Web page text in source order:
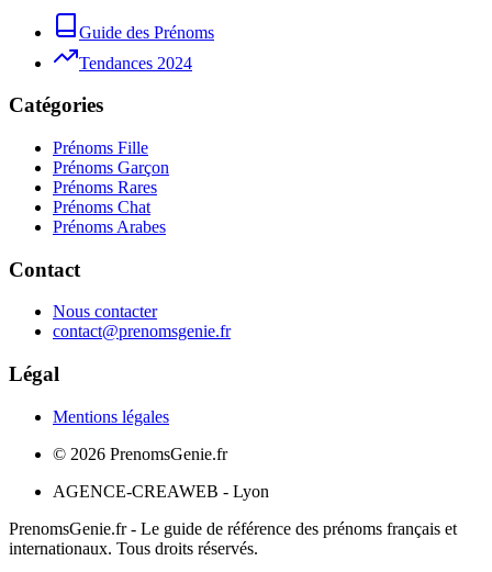
Guide des Prénoms
Tendances 2024
Catégories
Prénoms Fille
Prénoms Garçon
Prénoms Rares
Prénoms Chat
Prénoms Arabes
Contact
Nous contacter
contact@prenomsgenie.fr
Légal
Mentions légales
© 2026 PrenomsGenie.fr
AGENCE-CREAWEB - Lyon
PrenomsGenie.fr - Le guide de référence des prénoms français et
internationaux. Tous droits réservés.